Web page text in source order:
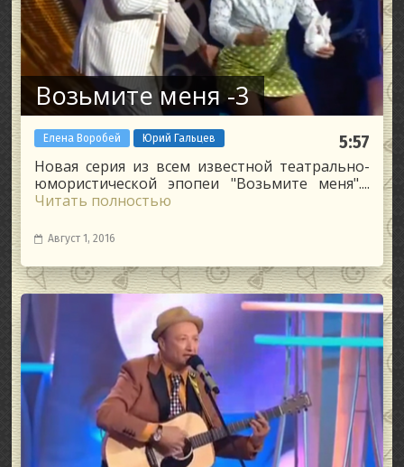
Возьмите меня -3
Елена Воробей Юрий Гальцев 5:57
Новая серия из всем известной театрально-
юмористической эпопеи "Возьмите меня"....
Читать полностью
Август 1, 2016